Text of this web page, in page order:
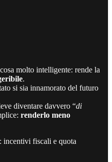
molto intelligente: rende la
.
si sia innamorato del futuro
diventare davvero “di
renderlo meno
incentivi fiscali e quota